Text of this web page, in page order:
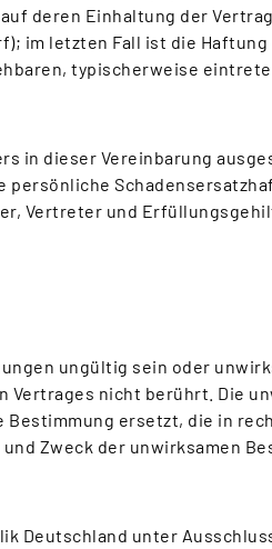
deren Einhaltung der
im letzten Fall ist die
typischerweise
in dieser Vereinbarung
Vertreter und
ungültig sein oder
Vertrages nicht berührt. Die
Bestimmung ersetzt, die in
Zweck der unwirksamen
Deutschland unter